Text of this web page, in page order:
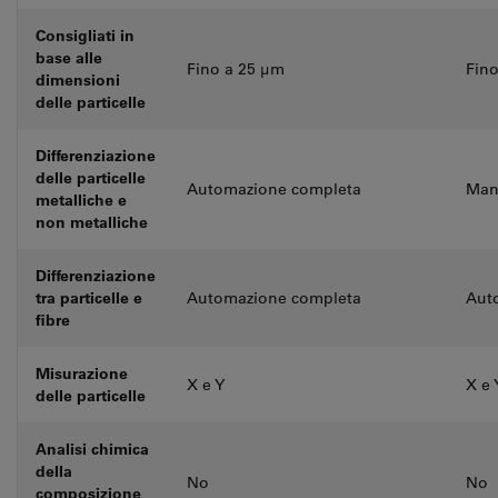
Consigliati in
base alle
dimensioni
delle particelle
Fino a 25 µm
Differenziazione
delle particelle
metalliche e
non metalliche
Automazione completa
Differenziazione
tra particelle e
fibre
Automazione completa
Misurazione
delle particelle
X e Y X e
Analisi chimica
della
composizione
No No